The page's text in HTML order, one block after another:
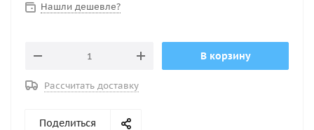
Число мест 4 Количество входов 2 Время установки 1
покрытием Гарантированная влагостойкость
минимум 4000 мм Полог дышащий полиэстер
плотностью 190T Пол непромокаемый 120 г/м
Размер 240x(100+240)x140 см Вес 6,0 кг Цвет 3еленый
Нашли дешевле?
В корзину
Рассчитать доставку
Поделиться